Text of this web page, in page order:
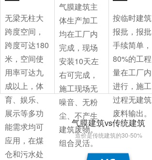
无梁无柱大
跨度空间，
跨度可达180
米，空间使
用率可达九
成以上，体
育、娱乐、
展示等多功
能需求均可
应用，在煤
仓和污水处
气膜建筑主
体生产加工
均在工厂内
完成，现场
安装10天左
右可完成，
施工现场无
噪音、无粉
尘、不产生
建筑废物。
组合灵活。
按临时建筑
报批，报批
手续简单，
80%的工程
量在工厂内
进行，施工
过程无建筑
废料输出。
气膜建筑vs传统建筑
造价是传统建筑的30-50%